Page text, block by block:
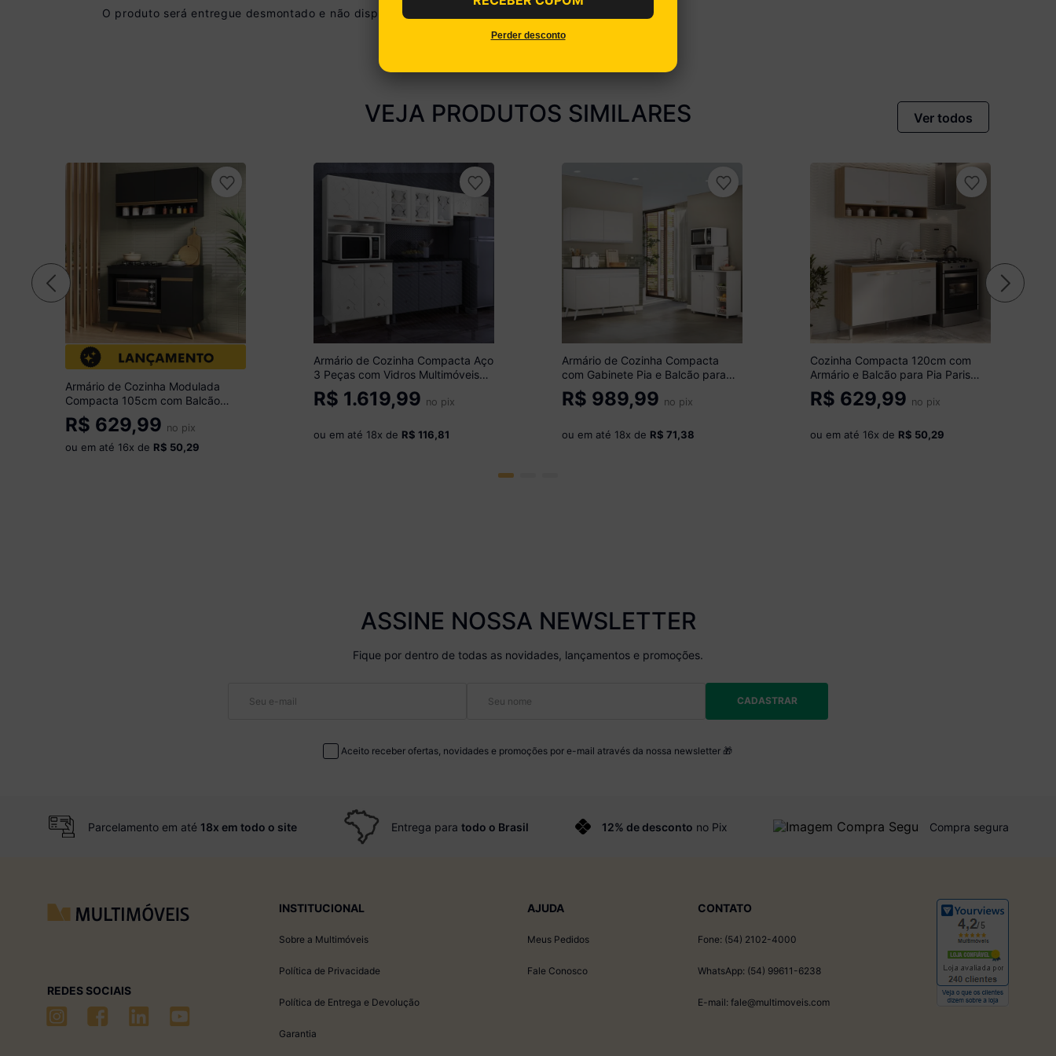
O produto será entregue desmontado e não disponibilizamos o serviço de montagem.
VEJA PRODUTOS SIMILARES Ver todos
Armário de Cozinha Modulada
Compacta 105cm com Balcão
para Cooktop Veneza Multimóveis
MP2260 Preto/Dourado
R$ 629,99 no pix
ou em até 16x de R$ 50,29
Armário de Cozinha Compacta Aço
3 Peças com Vidros Multimóveis
CR20350 Branco
R$ 1.619,99 no pix
ou em até 18x de R$ 116,81
Armário de Cozinha Compacta
com Gabinete Pia e Balcão para
Forno e Micro-ondas Multimóveis
MP2254 Branco
R$ 989,99 no pix
ou em até 18x de R$ 71,38
Cozinha Compacta 120cm com
Armário e Balcão para Pia Paris
Multimóveis MP2231 Rustic/Branco
R$ 629,99 no pix
ou em até 16x de R$ 50,29
ASSINE NOSSA NEWSLETTER
Fique por dentro de todas as novidades, lançamentos e promoções.
CADASTRAR
Aceito receber ofertas, novidades e promoções por e-mail através da nossa newsletter 🎁
Parcelamento em até 18x em todo o site Entrega paratodo o Brasil 12% de desconto no Pix Compra segura
REDES SOCIAIS
INSTITUCIONAL
Sobre a Multimóveis
Política de Privacidade
Política de Entrega e Devolução
Garantia
AJUDA
Meus Pedidos
Fale Conosco
CONTATO
Fone: (54) 2102-4000
WhatsApp: (54) 99611-6238
E-mail: fale@multimoveis.com
Perder desconto